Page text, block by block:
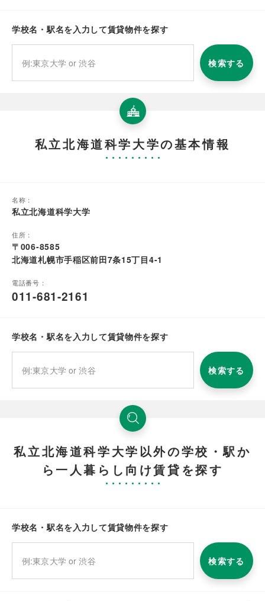
学校名・駅名を入力して賃貸物件を探す
検索する
私立北海道科学大学の基本情報
名称：
私立北海道科学大学
住所：
〒006-8585
北海道札幌市手稲区前田7条15丁目4-1
電話番号：
011-681-2161
学校名・駅名を入力して賃貸物件を探す
検索する
私立北海道科学大学以外の学校・駅か
ら一人暮らし向け賃貸を探す
学校名・駅名を入力して賃貸物件を探す
検索する